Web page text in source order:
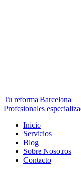
Tu reforma Barcelona
Profesionales
Inicio
Servicios
Blog
Sobre Nosotros
Contacto